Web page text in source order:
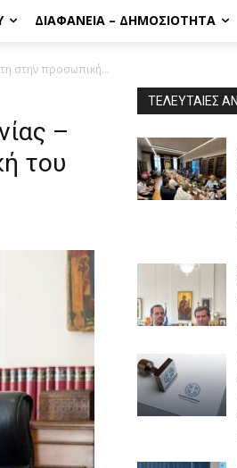
ΔΙΑΦΆΝΕΙΑ – ΔΗΜΟΣΙΌΤΗΤΑ
στην προσωπική...
–
του
ΤΕΛΕΥΤΑΙΕΣ